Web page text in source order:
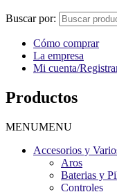
Buscar por:
Cómo comprar
La empresa
Mi cuenta/
Productos
MENUMENU
Accesorios y
Aros
Baterias y
Controles